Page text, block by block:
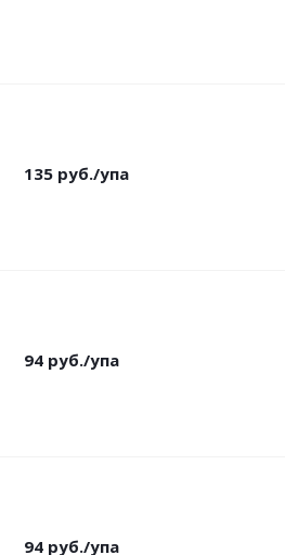
135 руб./упа
94 руб./упа
94 руб./упа